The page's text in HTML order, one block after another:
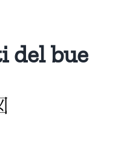
del bue